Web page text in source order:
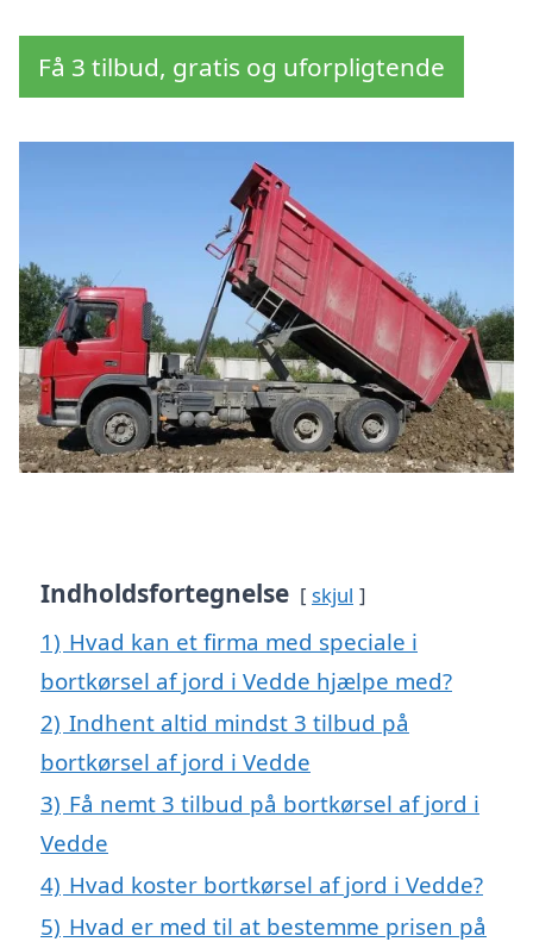
Få 3 tilbud, gratis og uforpligtende
Indholdsfortegnelse skjul
1) Hvad kan et firma med speciale i
bortkørsel af jord i Vedde hjælpe med?
2) Indhent altid mindst 3 tilbud på
bortkørsel af jord i Vedde
3) Få nemt 3 tilbud på bortkørsel af jord i
Vedde
4) Hvad koster bortkørsel af jord i Vedde?
5) Hvad er med til at bestemme prisen på